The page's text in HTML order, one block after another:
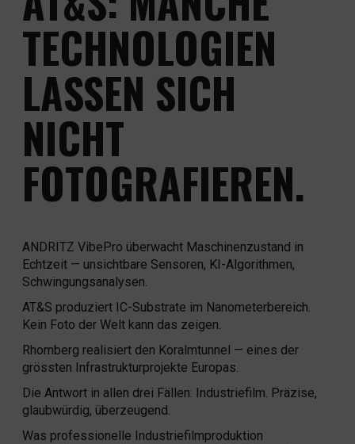
TECHNOLOGIEN
LASSEN SICH
NICHT
FOTOGRAFIEREN.
ANDRITZ VibePro überwacht Maschinenzustand in
Echtzeit — unsichtbare Sensoren, KI-Algorithmen,
Schwingungsanalysen.
AT&S produziert IC-Substrate im Nanometerbereich.
Kein Foto der Welt kann das zeigen.
Rhomberg realisiert den Koralmtunnel — eines der
grössten Infrastrukturprojekte Europas.
Die Antwort in allen drei Fällen: Industriefilm. Präzise,
glaubwürdig, überzeugend.
Was professionelle Industriefilmproduktion